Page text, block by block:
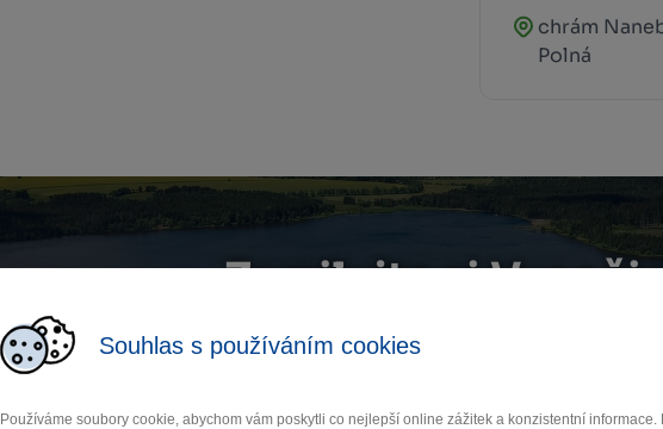
Souhlas s používáním cookies
Používáme soubory cookie, abychom vám poskytli co nejlepší online zážitek a konzistentní
chrám
Polná
Zamilujte si
Přihlaste se k odběru našeho newsletteru o